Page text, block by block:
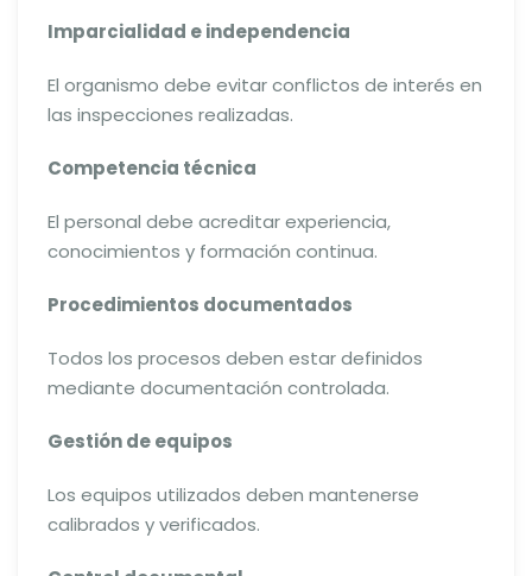
Imparcialidad e independencia
El organismo debe evitar conflictos de interés en
las inspecciones realizadas.
Competencia técnica
El personal debe acreditar experiencia,
conocimientos y formación continua.
Procedimientos documentados
Todos los procesos deben estar definidos
mediante documentación controlada.
Gestión de equipos
Los equipos utilizados deben mantenerse
calibrados y verificados.